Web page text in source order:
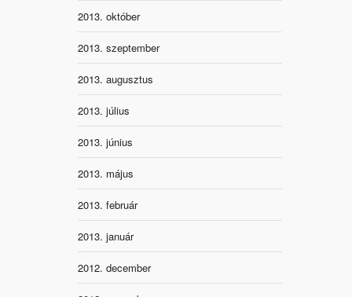
2013. október
2013. szeptember
2013. augusztus
2013. július
2013. június
2013. május
2013. február
2013. január
2012. december